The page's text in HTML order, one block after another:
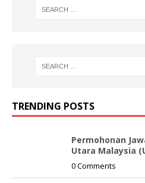
TRENDING POSTS
Permohonan
Utara Malaysia
0 Comments